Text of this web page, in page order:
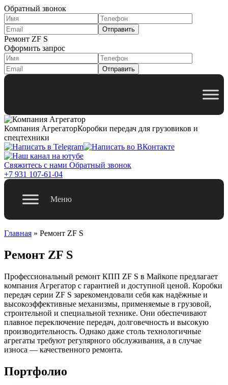
Обратный звонок
Ремонт ZF S
Оформить запрос
Компания АгрегаторКоробки передач для грузовиков и
спецтехники
Свяжитесь с нами Обратный звонок
+7 931 107-61-04
Меню
Главная » Ремонт ZF S
Ремонт ZF S
Профессиональный ремонт КПП ZF S в Майкопе предлагает
компания Агрегатор с гарантией и доступной ценой. Коробки
передач серии ZF S зарекомендовали себя как надёжные и
высокоэффективные механизмы, применяемые в грузовой,
строительной и специальной технике. Они обеспечивают
плавное переключение передач, долговечность и высокую
производительность. Однако даже столь технологичные
агрегаты требуют регулярного обслуживания, а в случае
износа — качественного ремонта.
Портфолио